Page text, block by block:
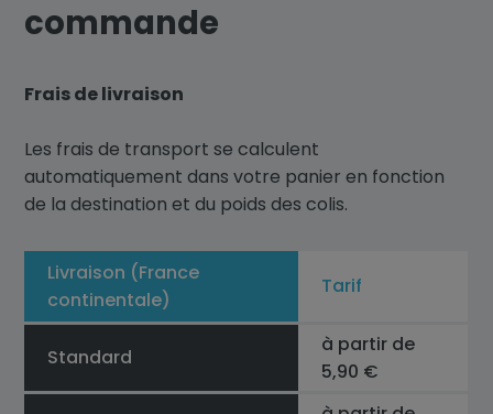
commande
Frais de livraison
Les frais de transport se calculent
automatiquement dans votre panier en fonction
de la destination et du poids des colis.
Livraison (France
continentale)
Tarif
Standard
à partir de
5,90 €